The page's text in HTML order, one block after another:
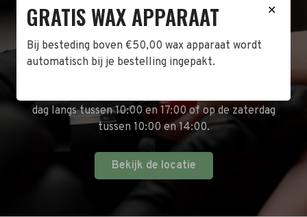
BEZOEK DE WINKEL!
Naast de online shop hebben wij ook een fysieke
dag langs tussen 10:00 en 17:00 of op de zaterdag
tussen 10:00 en 14:00.
Bekijk de locatie
✕
GRATIS WAX APPARAAT
Bij besteding boven €50,00 wax apparaat wordt
automatisch bij je bestelling ingepakt.